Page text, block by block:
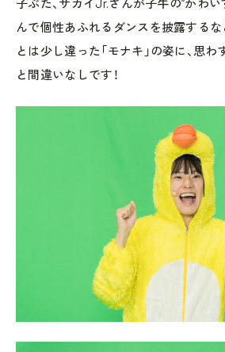
子ぶた、サカイJr.さんが子牛の“かわ
んで個性あふれるダンスを披露するな
とは少し違った「モナキ」の姿に、思
と間違いなしです！